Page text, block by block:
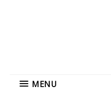
MENU